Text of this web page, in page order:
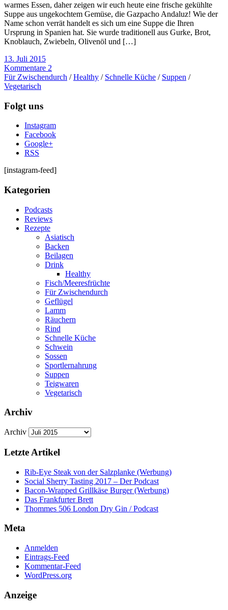
warmes Essen, daher zeigen wir euch heute eine frische gekühlte
Suppe aus ungekochtem Gemüse, die Gazpacho Andaluz! Wie der
Name schon verrät handelt es sich um eine Suppe die Ihren
Ursprung in Spanien hat. Sie wurde traditionell aus Gurke, Brot,
Knoblauch, Zwiebeln, Olivenöl und […]
13. Juli 2015
Kommentare 2
Für Zwischendurch /Healthy / Schnelle Küche / Suppen /
Vegetarisch
Folgt uns
Instagram
Facebook
Google+
RSS
[instagram-feed]
Kategorien
Podcasts
Reviews
Rezepte
Asiatisch
Backen
Beilagen
Drink
Healthy
Fisch/Meeresfrüchte
Für Zwischendurch
Geflügel
Lamm
Räuchern
Rind
Schnelle Küche
Schwein
Sossen
Sportlernahrung
Suppen
Teigwaren
Vegetarisch
Archiv
Archiv
Letzte Artikel
Rib-Eye Steak von der Salzplanke (Werbung)
Social Sherry Tasting 2017 – Der Podcast
Bacon-Wrapped Grillkäse Burger (Werbung)
Das Frankfurter Brett
Thommes 506 London Dry Gin / Podcast
Meta
Anmelden
Eintrags-Feed
Kommentar-Feed
WordPress.org
Anzeige